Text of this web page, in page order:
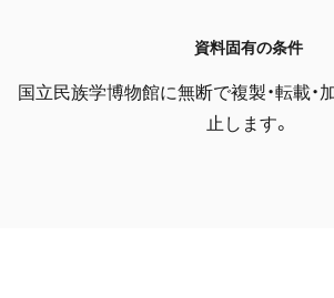
資料固有の条件
国立民族学博物館に無断で複製・転載・
止します。